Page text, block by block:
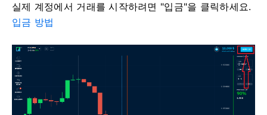
실제 계정에서 거래를 시작하려면 "입금"을 클릭하세요.
입금 방법